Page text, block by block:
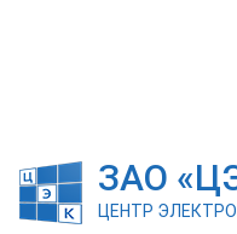
ЗАО
ЦЕНТР